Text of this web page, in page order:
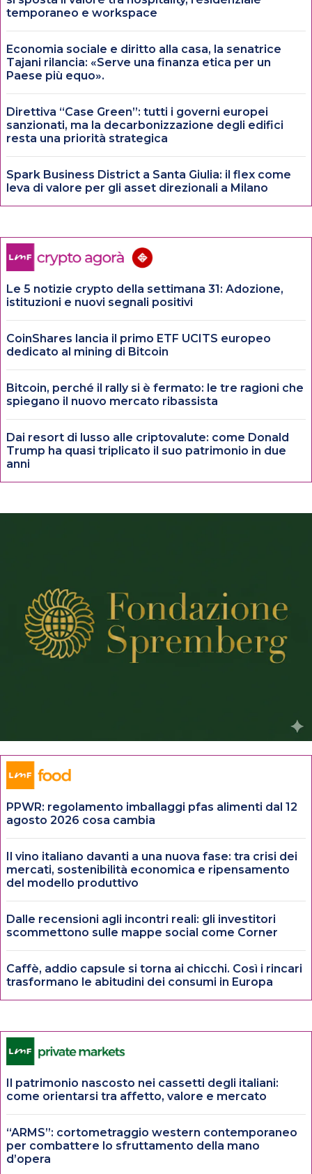
temporaneo e workspace
Economia sociale e diritto alla casa, la senatrice
Tajani rilancia: «Serve una finanza etica per un
Paese più equo».
Direttiva “Case Green”: tutti i governi europei
sanzionati, ma la decarbonizzazione degli edifici
resta una priorità strategica
Spark Business District a Santa Giulia: il flex come
leva di valore per gli asset direzionali a Milano
Le 5 notizie crypto della settimana 31: Adozione,
istituzioni e nuovi segnali positivi
CoinShares lancia il primo ETF UCITS europeo
dedicato al mining di Bitcoin
Bitcoin, perché il rally si è fermato: le tre ragioni che
spiegano il nuovo mercato ribassista
Dai resort di lusso alle criptovalute: come Donald
Trump ha quasi triplicato il suo patrimonio in due
anni
PPWR: regolamento imballaggi pfas alimenti dal 12
agosto 2026 cosa cambia
Il vino italiano davanti a una nuova fase: tra crisi dei
mercati, sostenibilità economica e ripensamento
del modello produttivo
Dalle recensioni agli incontri reali: gli investitori
scommettono sulle mappe social come Corner
Caffè, addio capsule si torna ai chicchi. Così i rincari
trasformano le abitudini dei consumi in Europa
Il patrimonio nascosto nei cassetti degli italiani:
come orientarsi tra affetto, valore e mercato
“ARMS”: cortometraggio western contemporaneo
per combattere lo sfruttamento della mano
d’opera